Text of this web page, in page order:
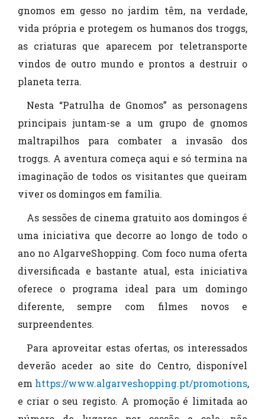
gnomos em gesso no jardim têm, na verdade,
vida própria e protegem os humanos dos troggs,
as criaturas que aparecem por teletransporte
vindos de outro mundo e prontos a destruir o
planeta terra.
Nesta “Patrulha de Gnomos” as personagens
principais juntam-se a um grupo de gnomos
maltrapilhos para combater a invasão dos
troggs. A aventura começa aqui e só termina na
imaginação de todos os visitantes que queiram
viver os domingos em família.
As sessões de cinema gratuito aos domingos é
uma iniciativa que decorre ao longo de todo o
ano no AlgarveShopping. Com foco numa oferta
diversificada e bastante atual, esta iniciativa
oferece o programa ideal para um domingo
diferente, sempre com filmes novos e
surpreendentes.
Para aproveitar estas ofertas, os interessados
deverão aceder ao site do Centro, disponível
em https://www.algarveshopping.pt/promotions,
e criar o seu registo. A promoção é limitada ao